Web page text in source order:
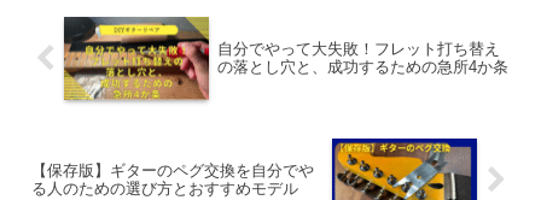
自分でやって大失敗！フレット打ち替え
の落とし穴と、成功するための急所4か条
【保存版】ギターのペグ交換を自分でや
る人のための選び方とおすすめモデル